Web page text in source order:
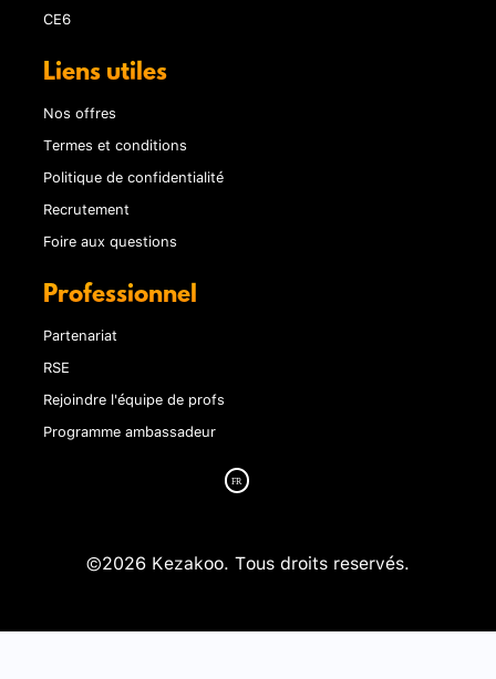
CE6
Liens utiles
Nos offres
Termes et conditions
Politique de confidentialité
Recrutement
Foire aux questions
Professionnel
Partenariat
RSE
Rejoindre l'équipe de profs
Programme ambassadeur
©2026 Kezakoo. Tous droits reservés.